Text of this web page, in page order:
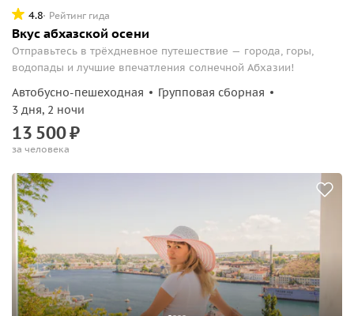
4.8 Рейтинг гида
Вкус абхазской осени
Отправьтесь в трёхдневное путешествие — города, горы,
водопады и лучшие впечатления солнечной Абхазии!
Автобусно-пешеходная
Групповая сборная
3 дня, 2 ночи
13 500₽
за человека